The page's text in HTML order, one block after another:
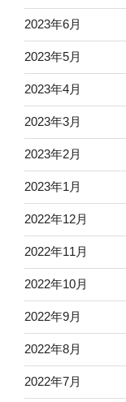
2023年6月
2023年5月
2023年4月
2023年3月
2023年2月
2023年1月
2022年12月
2022年11月
2022年10月
2022年9月
2022年8月
2022年7月